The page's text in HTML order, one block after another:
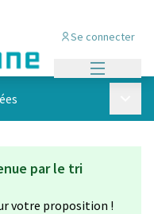
Se connecter
par le tri
votre proposition !